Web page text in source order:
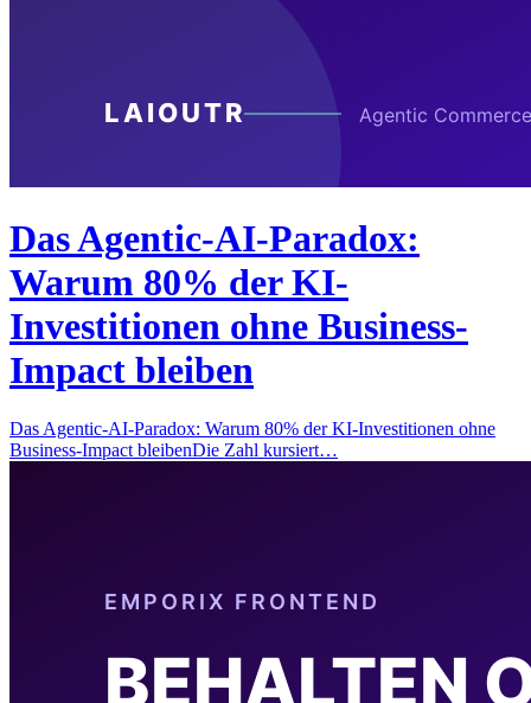
Das Agentic-AI-Paradox:
Warum 80% der KI-
Investitionen ohne Business-
Impact bleiben
Das Agentic-AI-Paradox: Warum 80% der KI-Investitionen ohne
Business-Impact bleibenDie Zahl kursiert…